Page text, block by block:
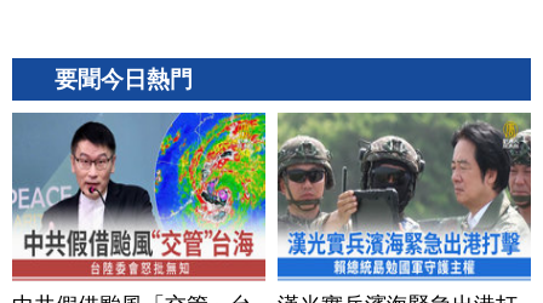
要聞今日熱門